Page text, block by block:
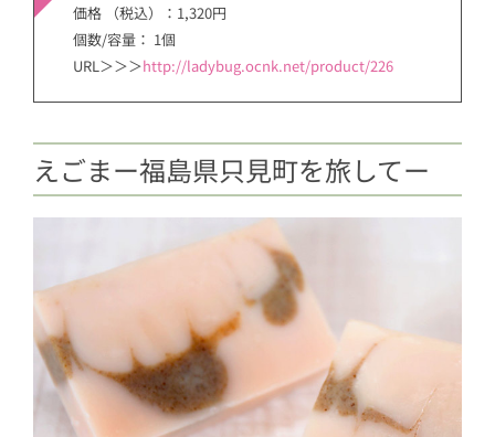
価格 （税込）：1,320円
個数/容量： 1個
URL＞＞＞http://ladybug.ocnk.net/product/226
えごまー福島県只見町を旅してー